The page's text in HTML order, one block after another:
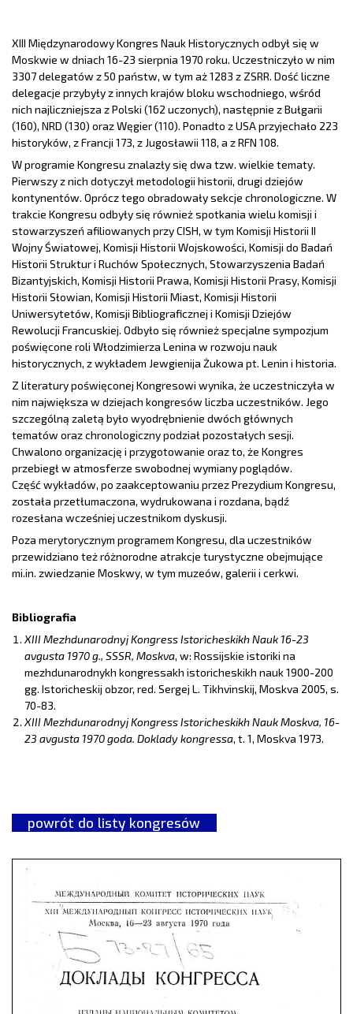
XIII Międzynarodowy Kongres Nauk Historycznych odbył się w
Moskwie w dniach 16-23 sierpnia 1970 roku. Uczestniczyło w nim
3307 delegatów z 50 państw, w tym aż 1283 z ZSRR. Dość liczne
delegacje przybyły z innych krajów bloku wschodniego, wśród
nich najliczniejsza z Polski (162 uczonych), następnie z Bułgarii
(160), NRD (130) oraz Węgier (110). Ponadto z USA przyjechało 223
historyków, z Francji 173, z Jugosławii 118, a z RFN 108.
W programie Kongresu znalazły się dwa tzw. wielkie tematy.
Pierwszy z nich dotyczył metodologii historii, drugi dziejów
kontynentów. Oprócz tego obradowały sekcje chronologiczne. W
trakcie Kongresu odbyły się również spotkania wielu komisji i
stowarzyszeń afiliowanych przy CISH, w tym Komisji Historii II
Wojny Światowej, Komisji Historii Wojskowości, Komisji do Badań
Historii Struktur i Ruchów Społecznych, Stowarzyszenia Badań
Bizantyjskich, Komisji Historii Prawa, Komisji Historii Prasy, Komisji
Historii Słowian, Komisji Historii Miast, Komisji Historii
Uniwersytetów, Komisji Bibliograficznej i Komisji Dziejów
Rewolucji Francuskiej. Odbyło się również specjalne sympozjum
poświęcone roli Włodzimierza Lenina w rozwoju nauk
historycznych, z wykładem Jewgienija Żukowa pt. Lenin i historia.
Z literatury poświęconej Kongresowi wynika, że uczestniczyła w
nim największa w dziejach kongresów liczba uczestników. Jego
szczególną zaletą było wyodrębnienie dwóch głównych
tematów oraz chronologiczny podział pozostałych sesji.
Chwalono organizację i przygotowanie oraz to, że Kongres
przebiegł w atmosferze swobodnej wymiany poglądów.
Część wykładów, po zaakceptowaniu przez Prezydium Kongresu,
została przetłumaczona, wydrukowana i rozdana, bądź
rozesłana wcześniej uczestnikom dyskusji.
Poza merytorycznym programem Kongresu, dla uczestników
przewidziano też różnorodne atrakcje turystyczne obejmujące
mi.in. zwiedzanie Moskwy, w tym muzeów, galerii i cerkwi.
Bibliografia
XIII Mezhdunarodnyj Kongress Istoricheskikh Nauk 16-23
avgusta 1970 g., SSSR, Moskva, w: Rossijskie istoriki na
mezhdunarodnykh kongressakh istoricheskikh nauk 1900-200
gg. Istoricheskij obzor, red. Sergej L. Tikhvinskij, Moskva 2005, s.
70-83.
XIII Mezhdunarodnyj Kongress Istoricheskikh Nauk Moskva, 16-
23 avgusta 1970 goda. Doklady kongressa, t. 1, Moskva 1973.
powrót do listy kongresów